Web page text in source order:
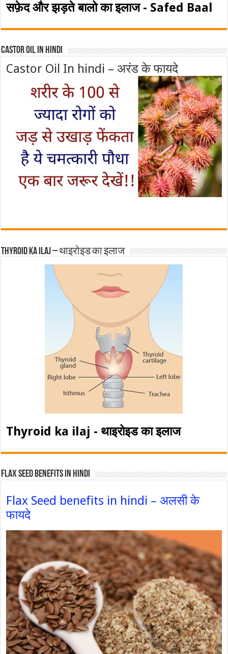
सफ़ेद और झड़ते बालो का इलाज - Safed Baal
Castor Oil In Hindi
Castor Oil In hindi – अरंड के फायदे
Thyroid ka ilaj – थाइरोइड का इलाज
Thyroid ka ilaj - थाइरोइड का इलाज
Flax Seed Benefits in hindi
Flax Seed benefits in hindi – अलसी के
फायदे